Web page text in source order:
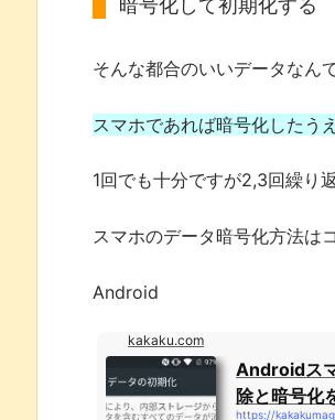
暗号化して初期化する
そんな都合のいいデータなん
スマホであれば暗号化したう
1回でも十分ですが2,3回繰り
スマホのデータ暗号化方法は
Android
kakaku.com
Androidス
除と暗号化
https://